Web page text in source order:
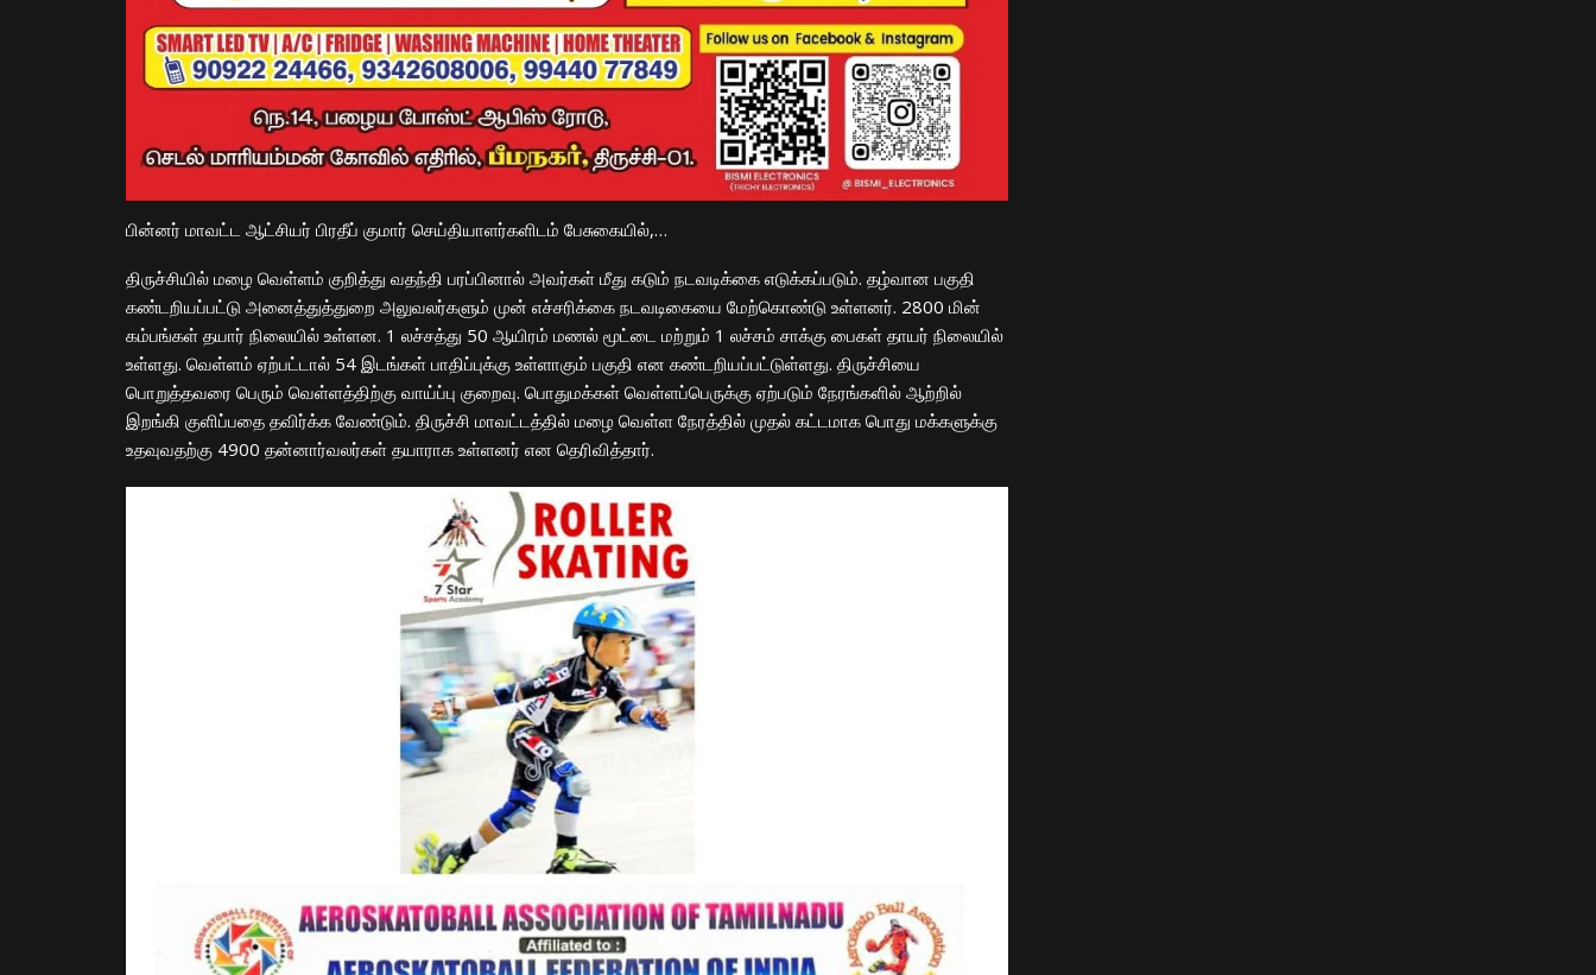
பின்னர் மாவட்ட ஆட்சியர் பிரதீப் குமார் செய்தியாளர்களிடம் பேசுகையில்,…
திருச்சியில் மழை வெள்ளம் குறித்து வதந்தி பரப்பினால் அவர்கள் மீது கடும் நடவடிக்கை எடுக்கப்படும். தழ்வான பகுதி
கண்டறியப்பட்டு அனைத்துத்துறை அலுவலர்களும் முன் எச்சரிக்கை நடவடிகையை மேற்கொண்டு உள்ளனர். 2800 மின்
கம்பங்கள் தயார் நிலையில் உள்ளன. 1 லச்சத்து 50 ஆயிரம் மணல் மூட்டை மற்றும் 1 லச்சம் சாக்கு பைகள் தாயர் நிலையில்
உள்ளது. வெள்ளம் ஏற்பட்டால் 54 இடங்கள் பாதிப்புக்கு உள்ளாகும் பகுதி என கண்டறியப்பட்டுள்ளது. திருச்சியை
பொறுத்தவரை பெரும் வெள்ளத்திற்கு வாய்ப்பு குறைவு. பொதுமக்கள் வெள்ளப்பெருக்கு ஏற்படும் நேரங்களில் ஆற்றில்
இறங்கி குளிப்பதை தவிர்க்க வேண்டும். திருச்சி மாவட்டத்தில் மழை வெள்ள நேரத்தில் முதல் கட்டமாக பொது மக்களுக்கு
உதவுவதற்கு 4900 தன்னார்வலர்கள் தயாராக உள்ளனர் என தெரிவித்தார்.